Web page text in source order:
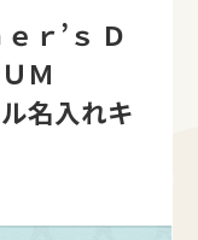
ｒ’ｓ Ｄ
Ｍ
名入れキ